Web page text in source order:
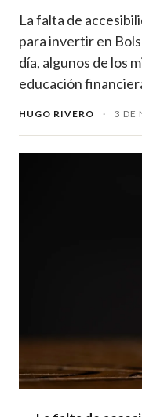
La falta de
para invertir en
día, algunos de los
educación
HUGO RIVERO · 3 DE